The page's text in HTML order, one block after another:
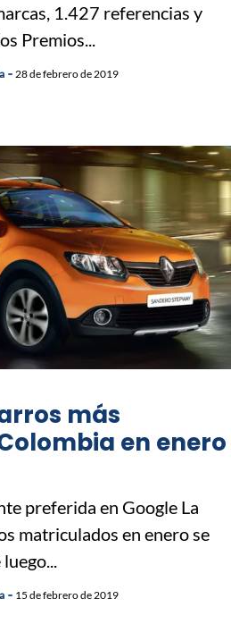
1.427 referencias y
Premios...
28 de febrero de 2019
más
en enero
preferida en Google La
matriculados en enero se
15 de febrero de 2019